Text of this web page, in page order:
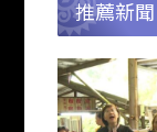
推薦新聞